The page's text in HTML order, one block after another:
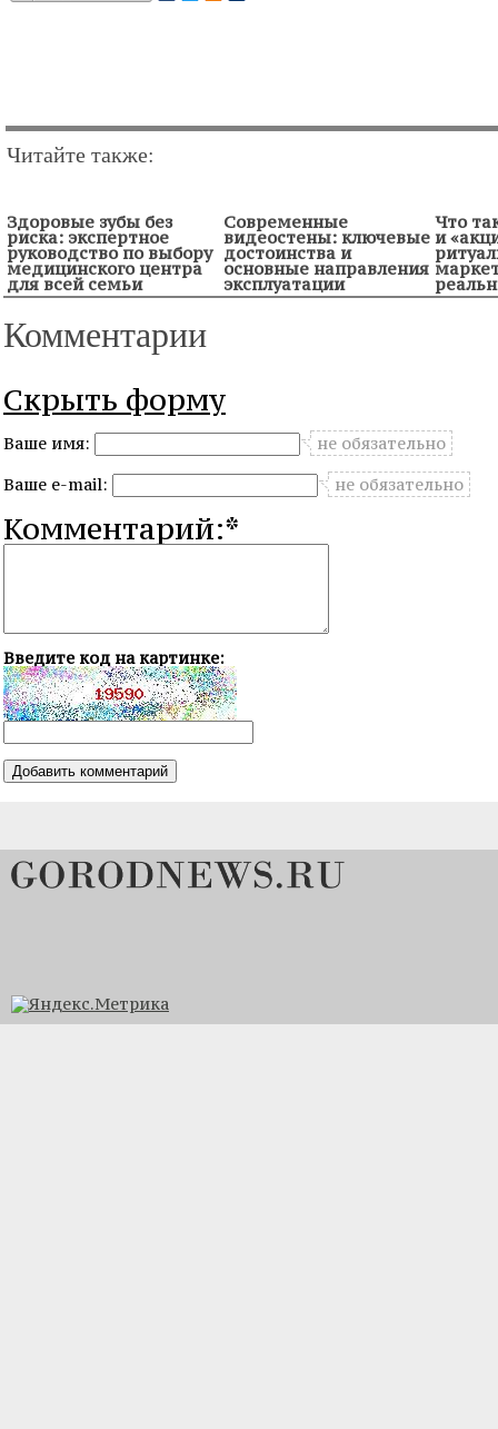
Читайте также:
Здоровые зубы без
риска: экспертное
руководство по выбору
медицинского центра
для всей семьи
Современные
видеостены: ключевые
достоинства и
основные направления
эксплуатации
Что
и
Комментарии
Скрыть форму
Ваше имя:
не обязательно
Ваше e-mail:
не обязательно
Комментарий:*
Введите код на картинке: